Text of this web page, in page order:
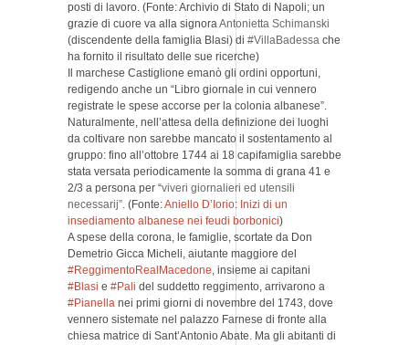
posti di lavoro. (Fonte: Archivio di Stato di Napoli; un
grazie di cuore va alla signoraAntonietta Schimanski
(discendente della famiglia Blasi) di #VillaBadessa che
ha fornito il risultato delle sue ricerche)
Il marchese Castiglione emanò gli ordini opportuni,
redigendo anche un “Libro giornale in cui vennero
registrate le spese accorse per la colonia albanese”.
Naturalmente, nell’attesa della definizione dei luoghi
da coltivare non sarebbe mancato il sostentamento al
gruppo: fino all’ottobre 1744 ai 18 capifamiglia sarebbe
stata versata periodicamente la somma di grana 41 e
2/3 a persona per “viveri giornalieri ed utensili
necessarij”. (Fonte:Aniello D’Iorio: Inizi di un
insediamento albanese nei feudi borbonici)
A spese della corona, le famiglie, scortate da Don
Demetrio Gicca Micheli, aiutante maggiore del
#ReggimentoRealMacedone, insieme ai capitani
#Blasi e #Pali del suddetto reggimento, arrivarono a
#Pianella nei primi giorni di novembre del 1743, dove
vennero sistemate nel palazzo Farnese di fronte alla
chiesa matrice di Sant’Antonio Abate. Ma gli abitanti di